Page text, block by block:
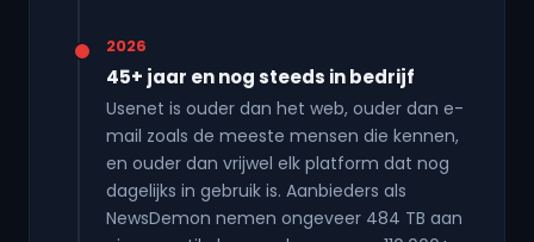
2026
45+ jaar en nog steeds in bedrijf
Usenet is ouder dan het web, ouder dan e-
mail zoals de meeste mensen die kennen,
en ouder dan vrijwel elk platform dat nog
dagelijks in gebruik is. Aanbieders als
NewsDemon nemen ongeveer 484 TB aan